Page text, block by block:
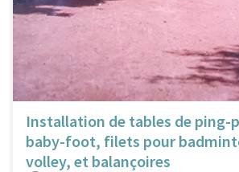
Installation de tables de ping-
baby-foot, filets pour
volley, et balançoires